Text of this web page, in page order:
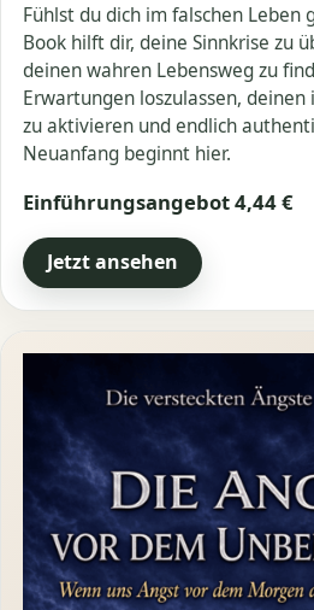
Fühlst du dich im falschen Leben
Book hilft dir, deine Sinnkrise zu
deinen wahren Lebensweg zu
Erwartungen loszulassen, deinen
zu aktivieren und endlich
Neuanfang beginnt hier.
Einführungsangebot 4,44 €
Jetzt ansehen